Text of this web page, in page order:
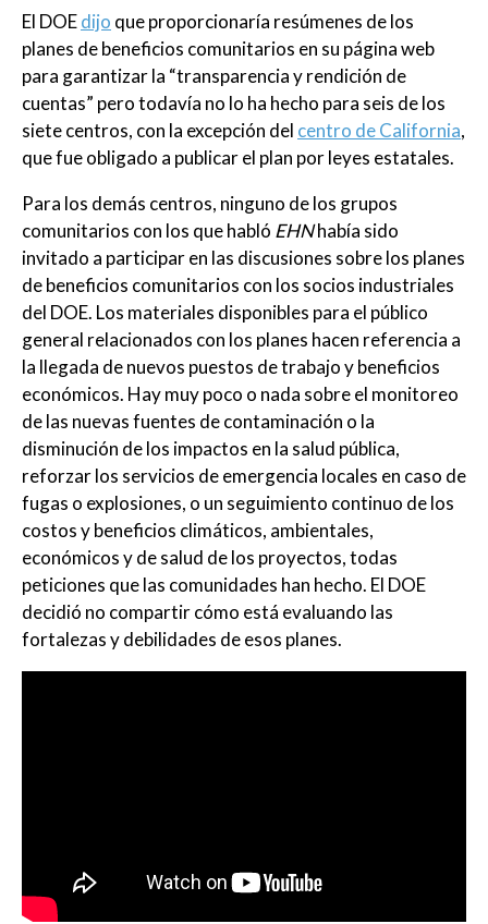
El DOEdijo que proporcionaría resúmenes de los
planes de beneficios comunitarios en su página web
para garantizar la “transparencia y rendición de
cuentas” pero todavía no lo ha hecho para seis de los
siete centros, con la excepción del centro de California,
que fue obligado a publicar el plan por leyes estatales.
Para los demás centros, ninguno de los grupos
comunitarios con los que habló EHNhabía sido
invitado a participar en las discusiones sobre los planes
de beneficios comunitarios con los socios industriales
del DOE. Los materiales disponibles para el público
general relacionados con los planes hacen referencia a
la llegada de nuevos puestos de trabajo y beneficios
económicos. Hay muy poco o nada sobre el monitoreo
de las nuevas fuentes de contaminación o la
disminución de los impactos en la salud pública,
reforzar los servicios de emergencia locales en caso de
fugas o explosiones, o un seguimiento continuo de los
costos y beneficios climáticos, ambientales,
económicos y de salud de los proyectos, todas
peticiones que las comunidades han hecho. El DOE
decidió no compartir cómo está evaluando las
fortalezas y debilidades de esos planes.